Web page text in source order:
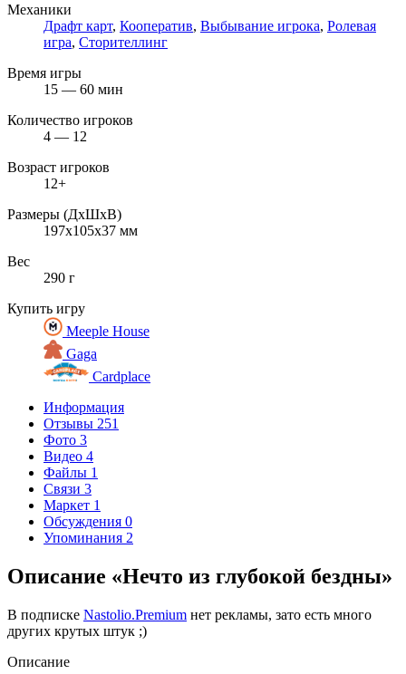
Механики
Драфт карт, Кооператив, Выбывание игрока, Ролевая
игра, Сторителлинг
Время игры
15 — 60 мин
Количество игроков
4 — 12
Возраст игроков
12+
Размеры (ДxШxВ)
197x105x37 мм
Вес
290 г
Купить игру
Meeple House
Gaga
Cardplace
Информация
Отзывы 251
Фото 3
Видео 4
Файлы 1
Связи 3
Маркет 1
Обсуждения 0
Упоминания 2
Описание «Нечто из глубокой бездны»
В подписке Nastolio.Premium нет рекламы, зато есть много
других крутых штук ;)
Описание